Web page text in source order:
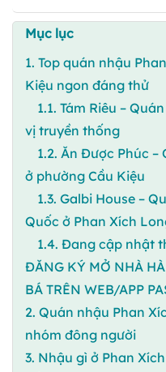
Mục lục
1. Top quán nhậu
Kiệu ngon đáng thử
1.1. Tám Riêu –
vị truyền thống
1.2. Ăn Được Phúc
ở phường Cầu Kiệu
1.3. Galbi House –
Quốc ở Phan Xích
1.4. Đang cập nhật
ĐĂNG KÝ MỞ NHÀ
BÁ TRÊN WEB/APP
2. Quán nhậu Phan
nhóm đông người
3. Nhậu gì ở Phan